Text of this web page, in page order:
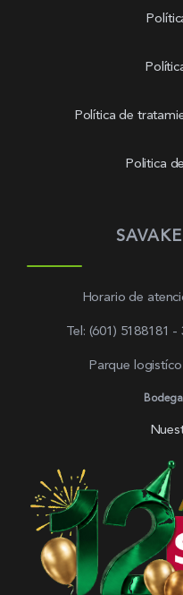
Política de
Politica
Horario de
Tel: (601) 5188181
Parque